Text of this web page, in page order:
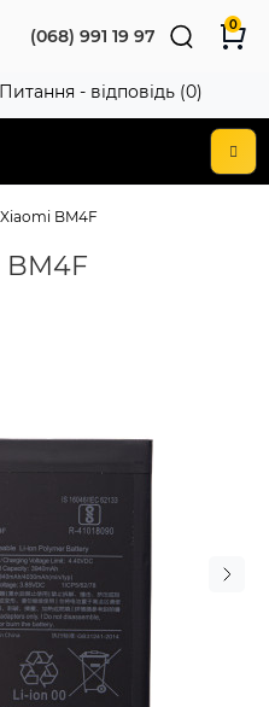
(068) 991 19 97
0
BM4F
BM4F
Питання - відповідь (0)